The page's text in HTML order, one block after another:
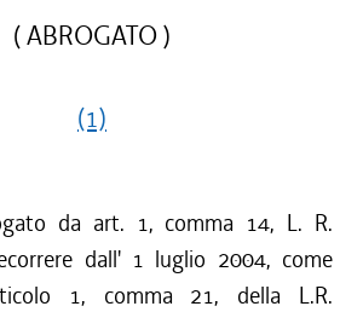
( ABROGATO )
(1)
da art. 1, comma 14, L. R.
dall' 1 luglio 2004, come
1, comma 21, della L.R.